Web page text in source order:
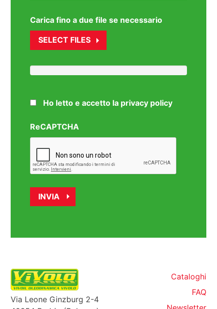
Carica fino a due file se necessario
SELECT FILES
Ho letto e accetto la privacy policy
ReCAPTCHA
Via Leone Ginzburg 2-4
Cataloghi
FAQ